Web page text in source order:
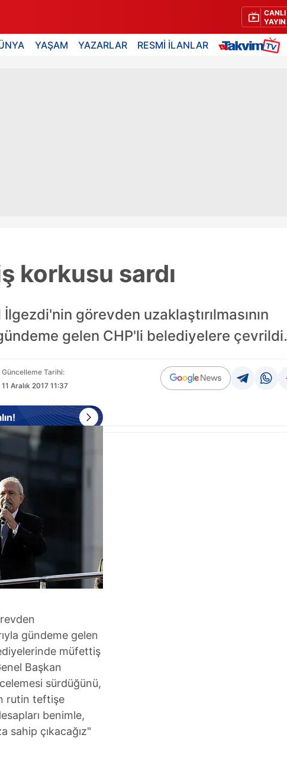
CANLI
YAYIN
YAŞAM YAZARLAR RESMİ İLANLAR
korkusu sardı
görevden uzaklaştırılmasının
gelen CHP'li belediyelere çevrildi.
Güncelleme Tarihi:
11 Aralık 2017 11:37
gündeme gelen
müfettiş
Başkan
sürdüğünü,
rutin teftişe
benimle,
sahip çıkacağız"